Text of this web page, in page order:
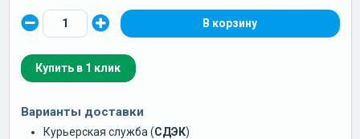
Купить в 1 клик
Варианты доставки
Курьерская служба (СДЭК)